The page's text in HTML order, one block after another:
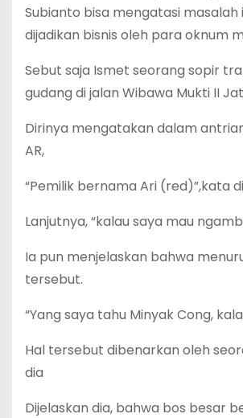
Subianto bisa mengatasi
dijadikan bisnis oleh para oknum
Sebut saja Ismet seorang sopir
gudang di jalan Wibawa Mukti II
Dirinya mengatakan dalam
AR,
“Pemilik bernama Ari (red)”,kata
Lanjutnya, “kalau saya mau
Ia pun menjelaskan bahwa
tersebut.
“Yang saya tahu Minyak Cong,
Hal tersebut dibenarkan oleh
dia
Dijelaskan dia, bahwa bos besar